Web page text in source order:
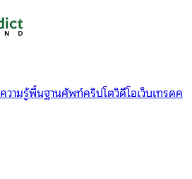
ความรู้พื้นฐานศัพท์คริปโตวิดีโอเว็บเทรดค